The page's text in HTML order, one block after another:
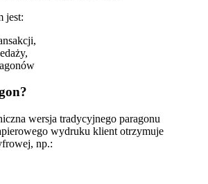
jest:
wersja tradycyjnego paragonu
wydruku klient otrzymuje
np.: